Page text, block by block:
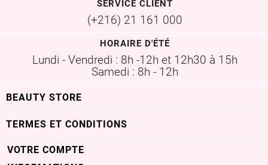
SERVICE CLIENT
(+216) 21 161 000
HORAIRE D'ÉTÉ
Lundi - Vendredi : 8h -12h et 12h30 à 15h
Samedi : 8h - 12h
BEAUTY STORE
TERMES ET CONDITIONS
VOTRE COMPTE